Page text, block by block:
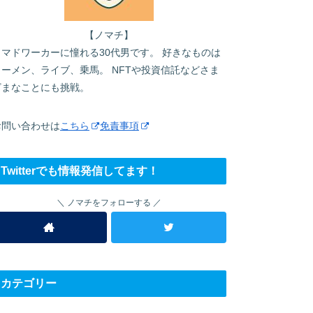
【ノマチ】
マドワーカーに憧れる30代男です。 好きなものは
ーメン、ライブ、乗馬。 NFTや投資信託などさま
なことにも挑戦。
問い合わせはこちら 免責事項
Twitterでも情報発信してます！
ノマチをフォローする
カテゴリー